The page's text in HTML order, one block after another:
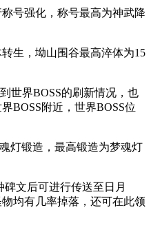
号强化，称号最高为神武降
生，坳山围谷最高淬体为15
世界BOSS的刷新情况，也
BOSS附近，世界BOSS位
灯锻造，最高锻造为梦魂灯
文后可进行传送至日月
均有几率掉落，还可在此领